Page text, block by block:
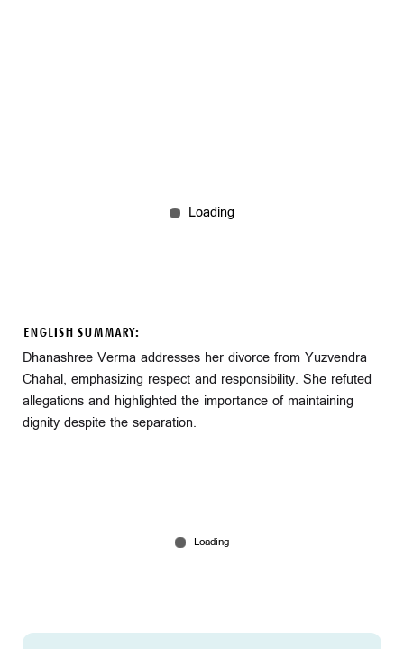
ENGLISH SUMMARY:
Dhanashree Verma addresses her divorce from Yuzvendra
Chahal, emphasizing respect and responsibility. She refuted
allegations and highlighted the importance of maintaining
dignity despite the separation.